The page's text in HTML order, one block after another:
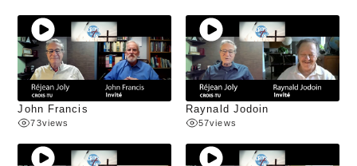
John Francis
73views
Raynald Jodoin
57views